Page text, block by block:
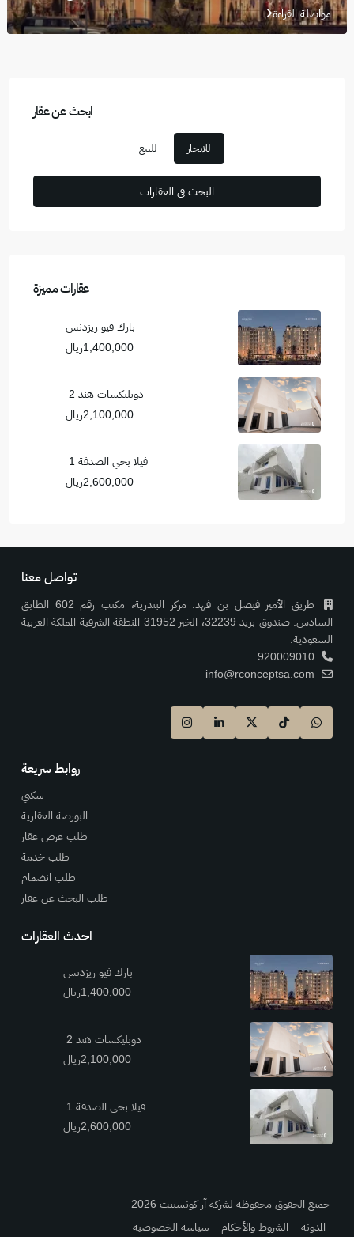
مواصلة القراءة
ابحث عن عقار
للايجار للبيع
عقارات مميزة
بارك فيو ريزدنس
1,400,000ريال
دوبليكسات هند 2
2,100,000ريال
فيلا بحي الصدفة 1
2,600,000ريال
تواصل معنا
طريق الأمير فيصل بن فهد. مركز البندرية، مكتب رقم 602 الطابق
السادس. صندوق بريد 32239، الخبر 31952 المنطقة الشرقية المملكة العربية
السعودية.
920009010
info@rconceptsa.com
روابط سريعة
سكني
البورصة العقارية
طلب عرض عقار
طلب خدمة
طلب انضمام
طلب البحث عن عقار
احدث العقارات
بارك فيو ريزدنس
1,400,000ريال
دوبليكسات هند 2
2,100,000ريال
فيلا بحي الصدفة 1
2,600,000ريال
جميع الحقوق محفوظة لشركة آر كونسيبت 2026
المدونة
الشروط والأحكام سياسة الخصوصية